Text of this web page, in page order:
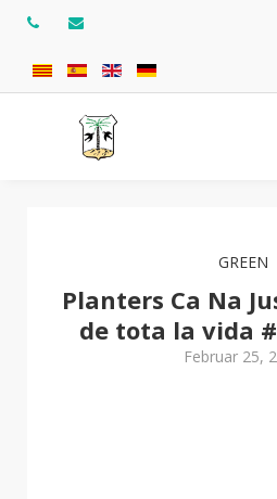
GREEN
Planters Ca Na
de tota la vida
Februar 25,